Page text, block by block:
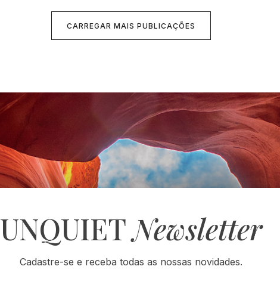
CARREGAR MAIS PUBLICAÇÕES
UNQUIETNewsletter
Cadastre-se e receba todas as nossas novidades.